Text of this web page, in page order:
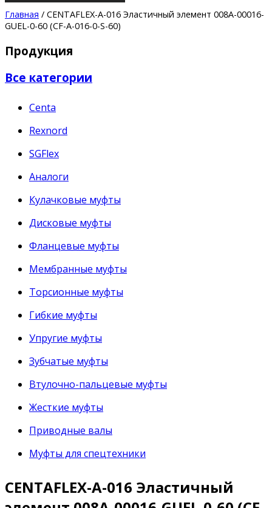
Главная / CENTAFLEX-A-016 Эластичный элемент 008A-00016-
GUEL-0-60 (CF-A-016-0-S-60)
Продукция
Все категории
Centa
Rexnord
SGFlex
Аналоги
Кулачковые муфты
Дисковые муфты
Фланцевые муфты
Мембранные муфты
Торсионные муфты
Гибкие муфты
Упругие муфты
Зубчатые муфты
Втулочно-пальцевые муфты
Жесткие муфты
Приводные валы
Муфты для спецтехники
CENTAFLEX-A-016 Эластичный